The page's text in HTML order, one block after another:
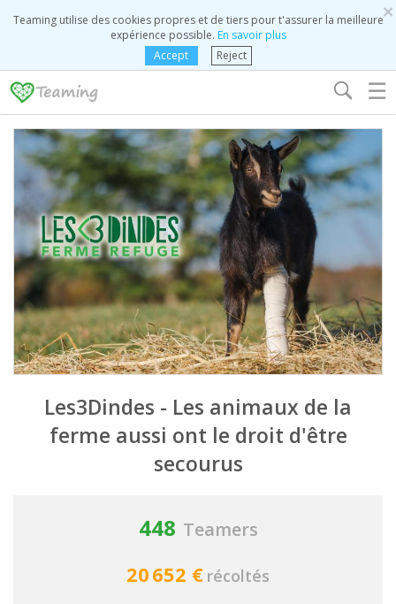
×
Teaming utilise des cookies propres et de tiers pour t'assurer la meilleure
expérience possible. En savoir plus
Accept
Reject
☰
Les3Dindes - Les animaux de la
ferme aussi ont le droit d'être
secourus
448 Teamers
20 652 € récoltés